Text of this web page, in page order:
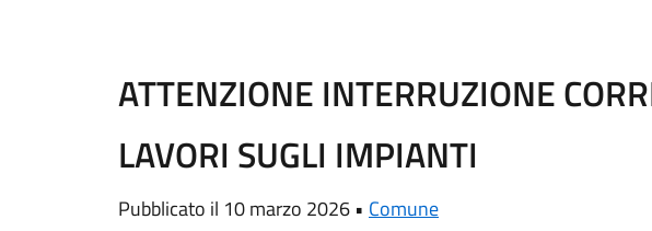
ATTENZIONE INTERRUZIONE
LAVORI SUGLI IMPIANTI
Pubblicato il 10 marzo 2026 • Comune